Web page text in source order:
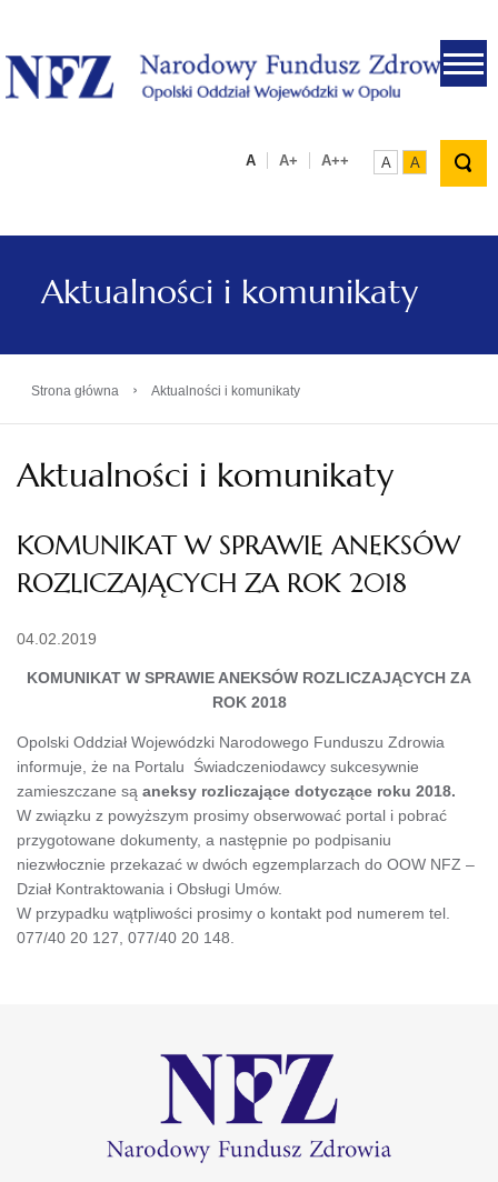
.
A A+ A++ A A
Aktualności i komunikaty
Strona główna › Aktualności i komunikaty
Aktualności i komunikaty
KOMUNIKAT W SPRAWIE ANEKSÓW
ROZLICZAJĄCYCH ZA ROK 2018
04.02.2019
KOMUNIKAT W SPRAWIE ANEKSÓW ROZLICZAJĄCYCH ZA
ROK 2018
Opolski Oddział Wojewódzki Narodowego Funduszu Zdrowia
informuje, że na Portalu Świadczeniodawcy sukcesywnie
zamieszczane są aneksy rozliczające dotyczące roku 2018.
W związku z powyższym prosimy obserwować portal i pobrać
przygotowane dokumenty, a następnie po podpisaniu
niezwłocznie przekazać w dwóch egzemplarzach do OOW NFZ –
Dział Kontraktowania i Obsługi Umów.
W przypadku wątpliwości prosimy o kontakt pod numerem tel.
077/40 20 127, 077/40 20 148.